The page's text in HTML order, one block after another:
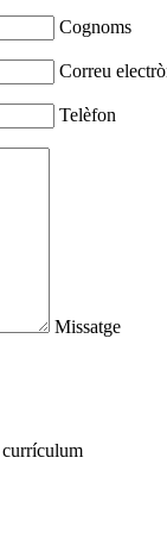
Cognoms
Correu
Telèfon
Missatge